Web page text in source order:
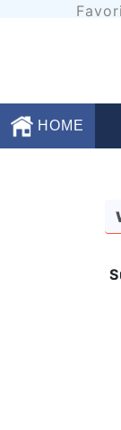
HOME